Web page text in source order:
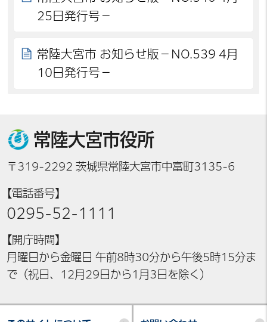
25日発行号－
常陸大宮市 お知らせ版－NO.539 4月
10日発行号－
常陸大宮市役所
〒319-2292 茨城県常陸大宮市中富町3135-6
【電話番号】
0295-52-1111
【開庁時間】
月曜日から金曜日 午前8時30分から午後5時15分ま
で（祝日、12月29日から1月3日を除く）